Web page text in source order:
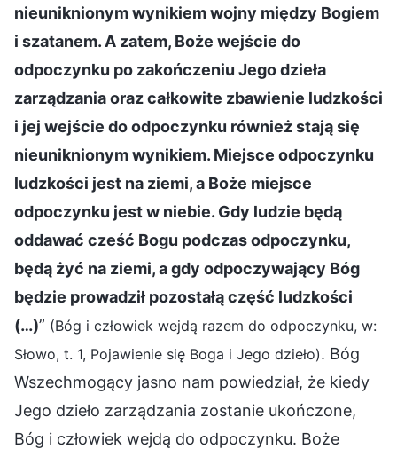
nieuniknionym wynikiem wojny między Bogiem
i szatanem. A zatem, Boże wejście do
odpoczynku po zakończeniu Jego dzieła
zarządzania oraz całkowite zbawienie ludzkości
i jej wejście do odpoczynku również stają się
nieuniknionym wynikiem. Miejsce odpoczynku
ludzkości jest na ziemi, a Boże miejsce
odpoczynku jest w niebie. Gdy ludzie będą
oddawać cześć Bogu podczas odpoczynku,
będą żyć na ziemi, a gdy odpoczywający Bóg
będzie prowadził pozostałą część ludzkości
(…)” (Bóg i człowiek wejdą razem do odpoczynku, w:
Słowo, t. 1, Pojawienie się Boga i Jego dzieło). Bóg
Wszechmogący jasno nam powiedział, że kiedy
Jego dzieło zarządzania zostanie ukończone,
Bóg i człowiek wejdą do odpoczynku. Boże